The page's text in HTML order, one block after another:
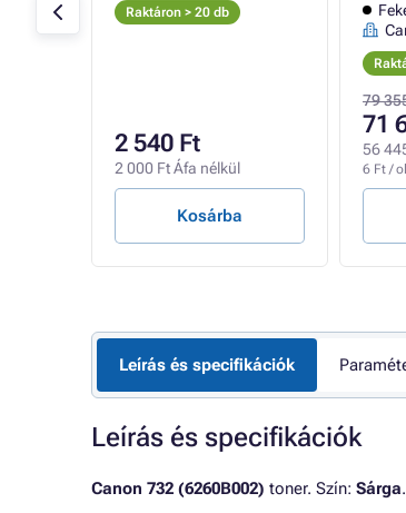
Raktáron > 20 db
2 540 Ft
2 000 Ft Áfa nélkül
Kosárba
79
71
56
6 Ft /
Leírás és specifikációk
Leírás és specifikációk
Canon 732 (6260B002) toner. Szín: Sárga